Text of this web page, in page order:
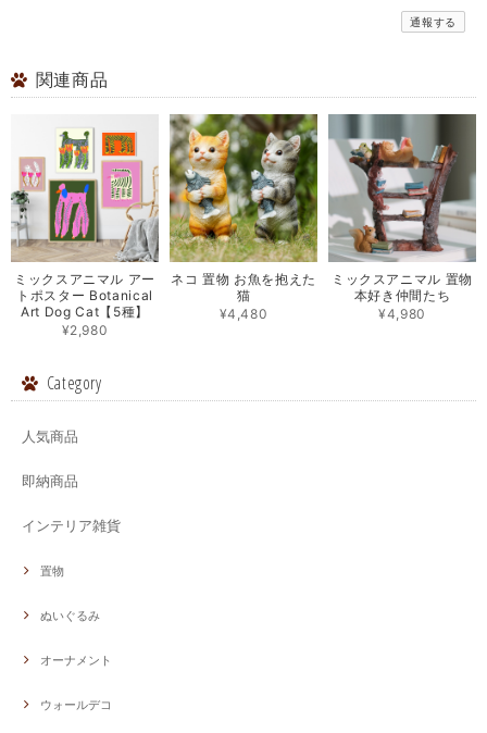
通報する
関連商品
ミックスアニマル アー
トポスター Botanical
Art Dog Cat【5種】
¥2,980
ネコ 置物 お魚を抱えた
猫
¥4,480
ミックスアニマル 置物
本好き仲間たち
¥4,980
Category
人気商品
即納商品
インテリア雑貨
置物
ぬいぐるみ
オーナメント
ウォールデコ